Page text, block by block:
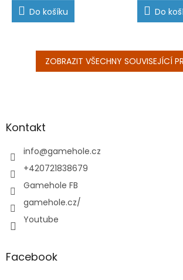
Do košíku Do
ZOBRAZIT VŠECHNY SOUVISEJÍCÍ
aKontakt
info@gamehole.cz
+420721838679
Gamehole FB
gamehole.cz/
Youtube
Facebook